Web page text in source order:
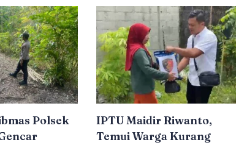
Polsek
IPTU Maidir Riwanto,
Temui Warga Kurang